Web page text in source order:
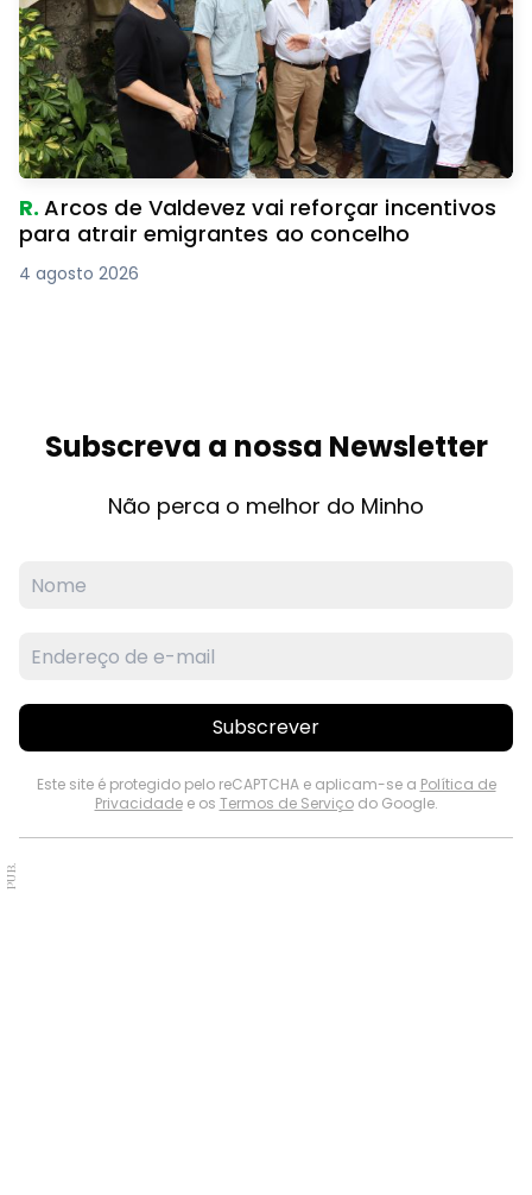
R.Arcos de Valdevez vai reforçar incentivos
para atrair emigrantes ao concelho
4 agosto 2026
Subscreva a nossa Newsletter
Não perca o melhor do Minho
Subscrever
Este site é protegido pelo reCAPTCHA e aplicam-se a Política de
Privacidadee os Termos de Serviçodo Google.
PUB.